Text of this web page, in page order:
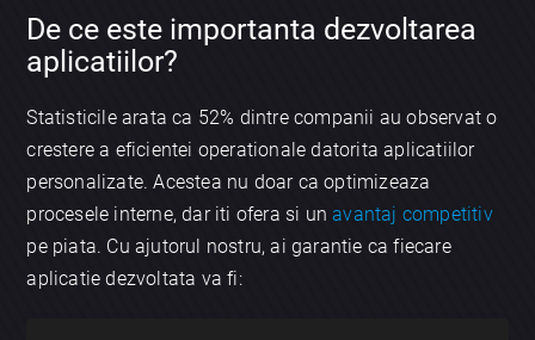
De ce este importanta dezvoltarea
aplicatiilor?
Statisticile arata ca 52% dintre companii au observat o
crestere a eficientei operationale datorita aplicatiilor
personalizate. Acestea nu doar ca optimizeaza
procesele interne, dar iti ofera si unavantaj competitiv
pe piata. Cu ajutorul nostru, ai garantie ca fiecare
aplicatie dezvoltata va fi: